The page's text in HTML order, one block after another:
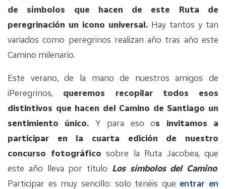
de símbolos que hacen de este Ruta de
peregrinación un icono universal. Hay tantos y tan
variados como peregrinos realizan año tras año este
Camino milenario.
Este verano, de la mano de nuestros amigos de
iPeregrinos, queremos recopilar todos esos
distintivos que hacen del Camino de Santiago un
sentimiento único. Y para eso os invitamos a
participar en la cuarta edición de nuestro
concurso fotográfico sobre la Ruta Jacobea, que
este año lleva por título Los símbolos del Camino.
Participar es muy sencillo: solo tenéis que entrar en